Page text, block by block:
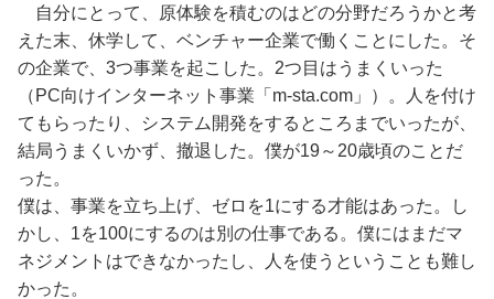
自分にとって、原体験を積むのはどの分野だろうかと考
えた末、休学して、ベンチャー企業で働くことにした。そ
の企業で、3つ事業を起こした。2つ目はうまくいった
（PC向けインターネット事業「m-sta.com」）。人を付け
てもらったり、システム開発をするところまでいったが、
結局うまくいかず、撤退した。僕が19～20歳頃のことだ
った。
僕は、事業を立ち上げ、ゼロを1にする才能はあった。し
かし、1を100にするのは別の仕事である。僕にはまだマ
ネジメントはできなかったし、人を使うということも難し
かった。